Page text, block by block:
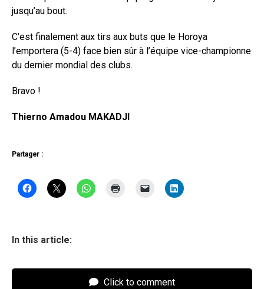
jusqu’au bout.
C’est finalement aux tirs aux buts que le Horoya
l’emportera (5-4) face bien sûr à l’équipe vice-championne
du dernier mondial des clubs.
Bravo !
Thierno Amadou MAKADJI
Partager :
In this article:
Click to comment